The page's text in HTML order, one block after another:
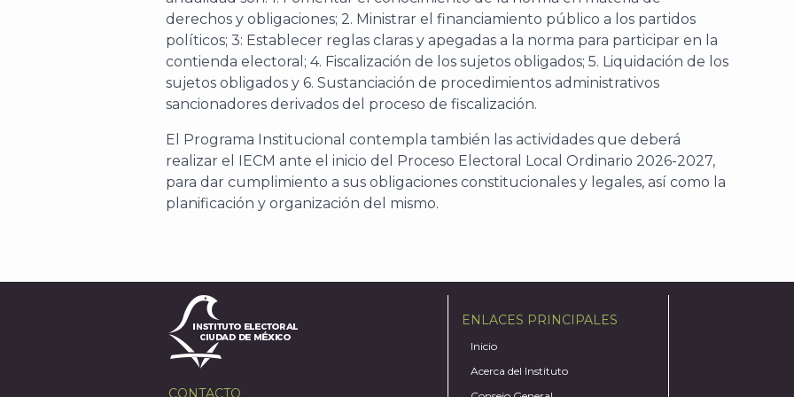
derechos y obligaciones; 2. Ministrar el financiamiento público a los partidos
políticos; 3: Establecer reglas claras y apegadas a la norma para participar en la
contienda electoral; 4. Fiscalización de los sujetos obligados; 5. Liquidación de los
sujetos obligados y 6. Sustanciación de procedimientos administrativos
sancionadores derivados del proceso de fiscalización.
El Programa Institucional contempla también las actividades que deberá
realizar el IECM ante el inicio del Proceso Electoral Local Ordinario 2026-2027,
para dar cumplimiento a sus obligaciones constitucionales y legales, así como la
planificación y organización del mismo.
CONTACTO
ENLACES PRINCIPALES
Inicio
Acerca del Instituto